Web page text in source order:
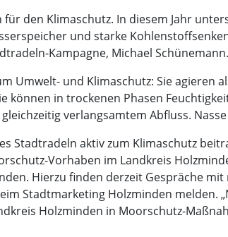
den Klimaschutz. In diesem Jahr
und starke
Kampagne, Michael Schünemann.
Umwelt- und Klimaschutz: Sie agieren
können in trockenen Phasen
verlangsamtem Abfluss.
Stadtradeln aktiv zum Klimaschutz
Vorhaben im Landkreis
Hierzu finden derzeit Gespräche
Stadtmarketing Holzminden melden.
Holzminden in Moorschutz-